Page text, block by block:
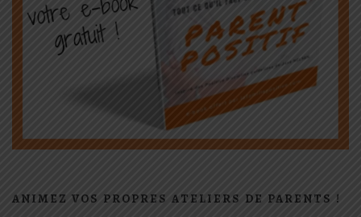
ANIMEZ VOS PROPRES ATELIERS DE PARENTS !